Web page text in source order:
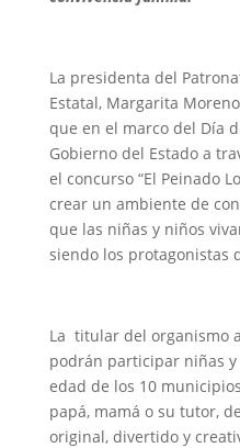
La presidenta del
Estatal, Margarita
que en el marco del Día
Gobierno del Estado a
el concurso “El Peinado
crear un ambiente de
que las niñas y niños
siendo los protagonistas
La titular del organismo
podrán participar niñas y
edad de los 10
papá, mamá o su tutor,
original, divertido y